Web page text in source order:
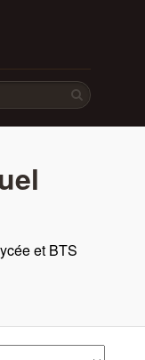
et BTS